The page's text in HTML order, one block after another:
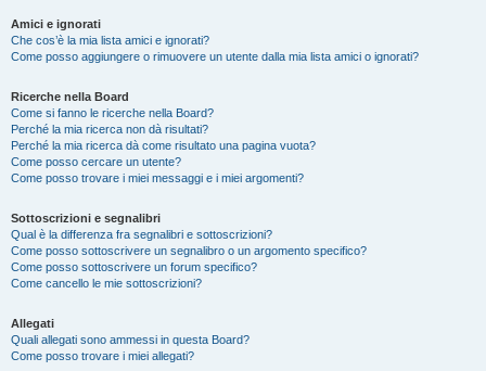
Amici e ignorati
Che cos’è la mia lista amici e ignorati?
Come posso aggiungere o rimuovere un utente dalla mia lista amici o ignorati?
Ricerche nella Board
Come si fanno le ricerche nella Board?
Perché la mia ricerca non dà risultati?
Perché la mia ricerca dà come risultato una pagina vuota?
Come posso cercare un utente?
Come posso trovare i miei messaggi e i miei argomenti?
Sottoscrizioni e segnalibri
Qual è la differenza fra segnalibri e sottoscrizioni?
Come posso sottoscrivere un segnalibro o un argomento specifico?
Come posso sottoscrivere un forum specifico?
Come cancello le mie sottoscrizioni?
Allegati
Quali allegati sono ammessi in questa Board?
Come posso trovare i miei allegati?